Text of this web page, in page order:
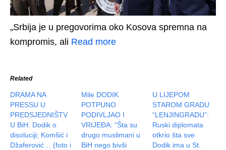
„Srbija je u pregovorima oko Kosova spremna na
kompromis, ali Read more
Related
DRAMA NA
PRESSU U
PREDSJEDNIŠTV
U BiH: Dodik o
disoluciji; Komšić i
Džaferović… (foto i
Mile DODIK
POTPUNO
PODIVLJAO I
VRIJEĐA: “Šta su
drugo muslimani u
BiH nego bivši
U LIJEPOM
STAROM GRADU
“LENJINGRADU”:
Ruski diplomata
otkrio šta sve
Dodik ima u St.